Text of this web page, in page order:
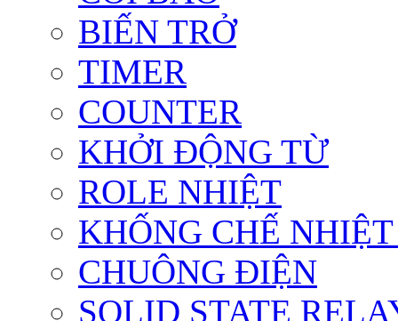
BIẾN TRỞ
TIMER
COUNTER
KHỞI ĐỘNG TỪ
ROLE NHIỆT
KHỐNG CHẾ
CHUÔNG ĐIỆN
SOLID STATE